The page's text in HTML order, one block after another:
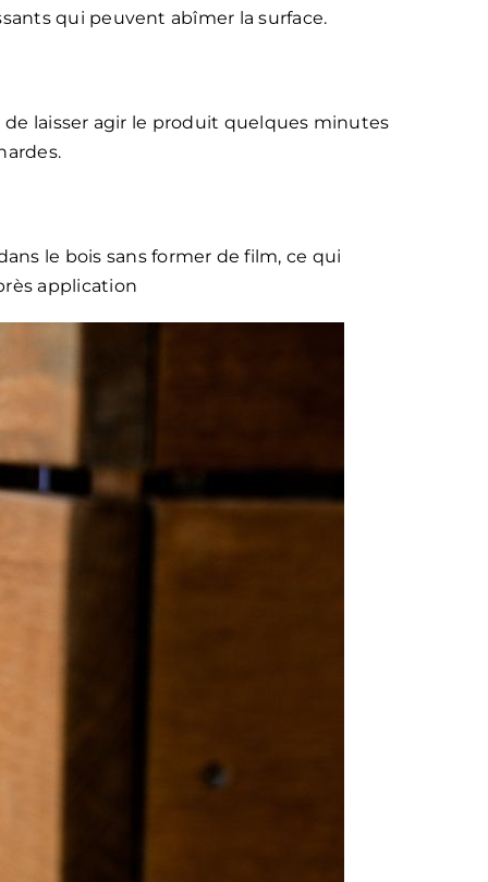
qui peuvent abîmer la surface.
de laisser agir le produit quelques minutes
le bois sans former de film, ce qui
application